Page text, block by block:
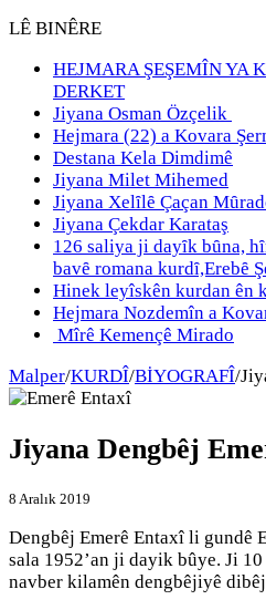
LÊ BINÊRE
HEJMARA ŞEŞEMÎN YA
DERKET
Jiyana Osman Özçelik
Hejmara (22) a Kovara
Destana Kela Dimdimê
Jiyana Milet Mihemed
Jiyana Xelȋlȇ Çaçan
Jiyana Çekdar Karataş
126 saliya ji dayȋk bȗna,
bavȇ romana kurdȋ,Erebȇ
Hinek leyîskên kurdan ên
Hejmara Nozdemîn a
Mîrê Kemençê Mirado
Malper/KURDÎ/BİYOGRAFÎ/
Jiyana Dengbêj
8 Aralık 2019
Dengbêj Emerê Entaxî li gundê
sala 1952’an ji dayik bûye. Ji
navber kilamên dengbêjiyê